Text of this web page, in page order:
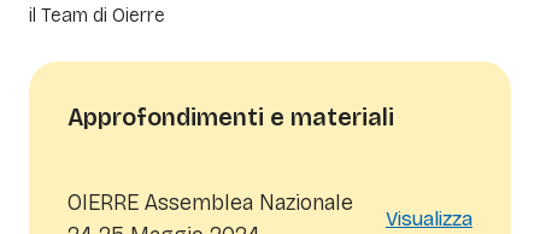
il Team di Oierre
Approfondimenti e materiali
OIERRE Assemblea Nazionale
Visualizza